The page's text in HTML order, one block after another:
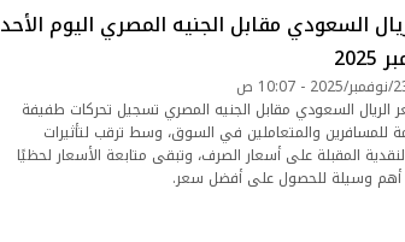
السعودي مقابل الجنيه المصري اليوم الأحد
الريال السعودي مقابل الجنيه المصري تسجيل تحركات طفيفة
للمسافرين والمتعاملين في السوق، وسط ترقب لتأثيرات
المقبلة على أسعار الصرف، وتبقى متابعة الأسعار لحظيًا
أهم وسيلة للحصول على أفضل سعر.